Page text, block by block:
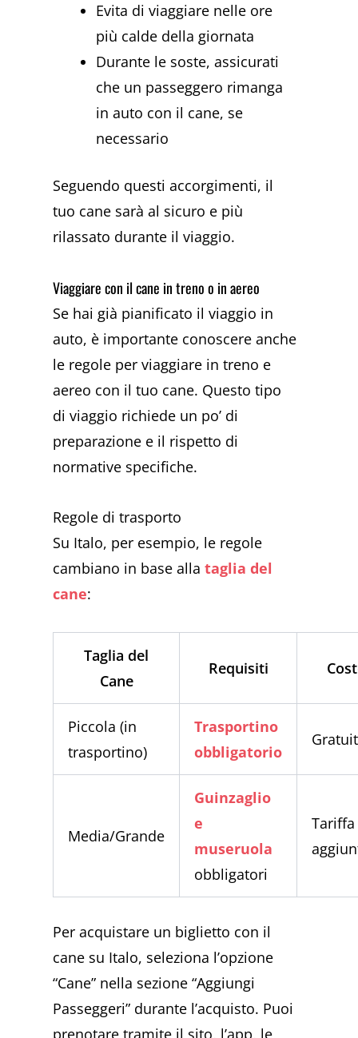
Evita di viaggiare nelle ore
più calde della giornata
Durante le soste, assicurati
che un passeggero rimanga
in auto con il cane, se
necessario
Seguendo questi accorgimenti, il
tuo cane sarà al sicuro e più
rilassato durante il viaggio.
Viaggiare con il cane in treno o in aereo
Se hai già pianificato il viaggio in
auto, è importante conoscere anche
le regole per viaggiare in treno e
aereo con il tuo cane. Questo tipo
di viaggio richiede un po’ di
preparazione e il rispetto di
normative specifiche.
Regole di trasporto
Su Italo, per esempio, le regole
cambiano in base allataglia del
cane:
Taglia del
Cane
Requisiti
Piccola (in
trasportino)
Trasportino
obbligatorio
Media/Grande
Guinzaglio
e
museruola
obbligatori
Tariffa
Per acquistare un biglietto con il
cane su Italo, seleziona l’opzione
“Cane” nella sezione “Aggiungi
Passeggeri” durante l’acquisto. Puoi
prenotare tramite il sito, l’app, le